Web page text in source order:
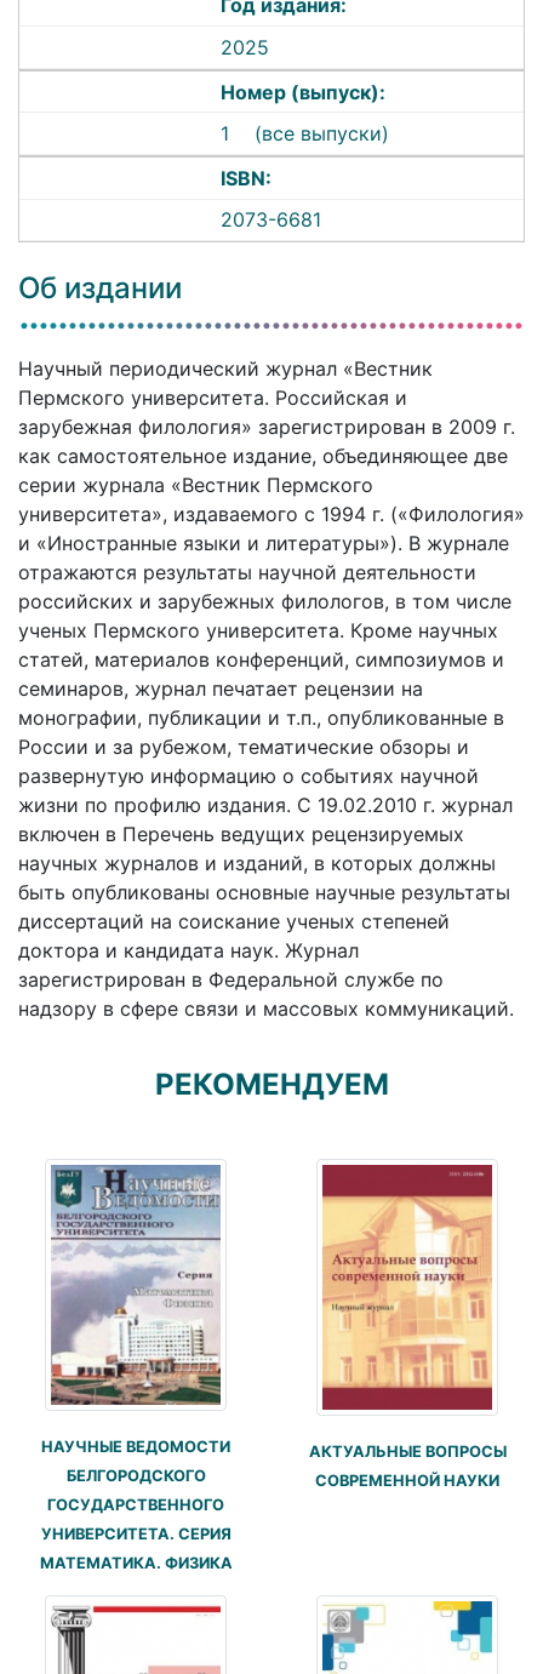
Год издания:
2025
Номер (выпуск):
1
(все выпуски)
ISBN:
2073-6681
Об издании
Научный периодический журнал «Вестник
Пермского университета. Российская и
зарубежная филология» зарегистрирован в 2009 г.
как самостоятельное издание, объединяющее две
серии журнала «Вестник Пермского
университета», издаваемого с 1994 г. («Филология»
и «Иностранные языки и литературы»). В журнале
отражаются результаты научной деятельности
российских и зарубежных филологов, в том числе
ученых Пермского университета. Кроме научных
статей, материалов конференций, симпозиумов и
семинаров, журнал печатает рецензии на
монографии, публикации и т.п., опубликованные в
России и за рубежом, тематические обзоры и
развернутую информацию о событиях научной
жизни по профилю издания. С 19.02.2010 г. журнал
включен в Перечень ведущих рецензируемых
научных журналов и изданий, в которых должны
быть опубликованы основные научные результаты
диссертаций на соискание ученых степеней
доктора и кандидата наук. Журнал
зарегистрирован в Федеральной службе по
надзору в сфере связи и массовых коммуникаций.
РЕКОМЕНДУЕМ
НАУЧНЫЕ ВЕДОМОСТИ
БЕЛГОРОДСКОГО
ГОСУДАРСТВЕННОГО
УНИВЕРСИТЕТА. СЕРИЯ
МАТЕМАТИКА. ФИЗИКА
АКТУАЛЬНЫЕ ВОПРОСЫ
СОВРЕМЕННОЙ НАУКИ